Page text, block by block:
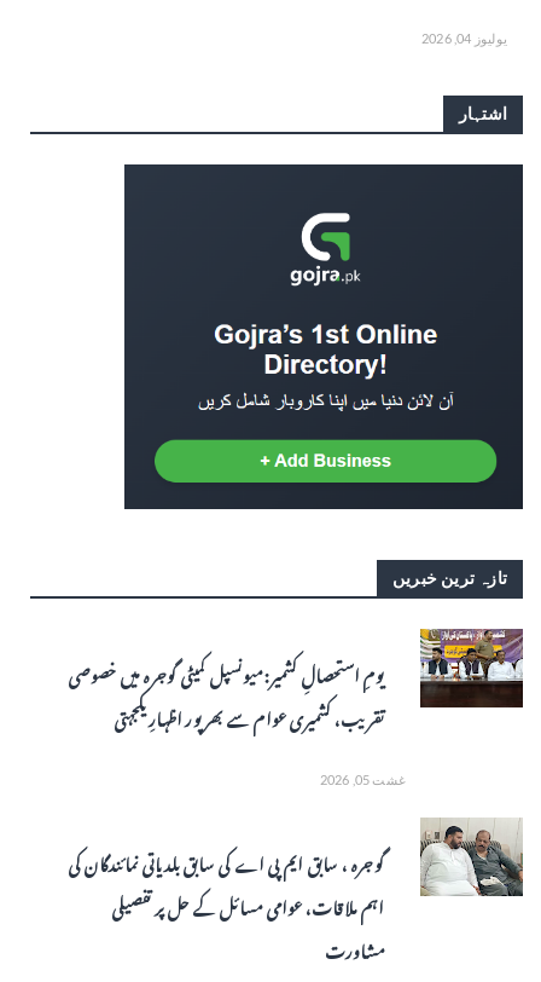
يوليوز 04, 2026
اشتہار
تازہ ترین خبریں
یومِ استحصالِ کشمیر: میونسپل کمیٹی گوجرہ میں خصوصی
تقریب، کشمیری عوام سے بھرپور اظہارِ یکجہتی
غشت 05, 2026
گوجرہ ، سابق ایم پی اے کی سابق بلدیاتی نمائندگان کی
اہم ملاقات، عوامی مسائل کے حل پر تفصیلی
مشاورت